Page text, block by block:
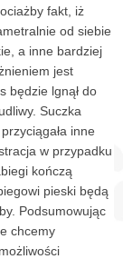
fakt, iż
od siebie
a inne bardziej
jest
będzie lgnął do
Suczka
inne
w przypadku
kończą
pieski będą
Podsumowując
chcemy